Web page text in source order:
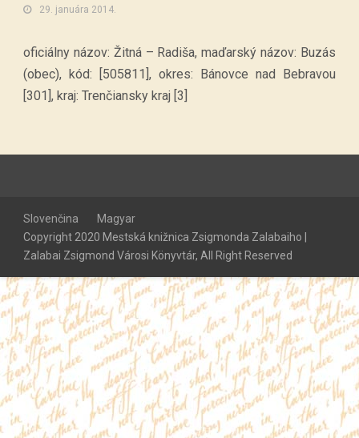
29. januára 2014.
oficiálny názov: Žitná – Radiša, maďarský názov: Buzás
(obec), kód: [505811], okres: Bánovce nad Bebravou
[301], kraj: Trenčiansky kraj [3]
Slovenčina
Magyar
Copyright 2020 Mestská knižnica Zsigmonda Zalabaiho |
Zalabai Zsigmond Városi Könyvtár, All Right Reserved